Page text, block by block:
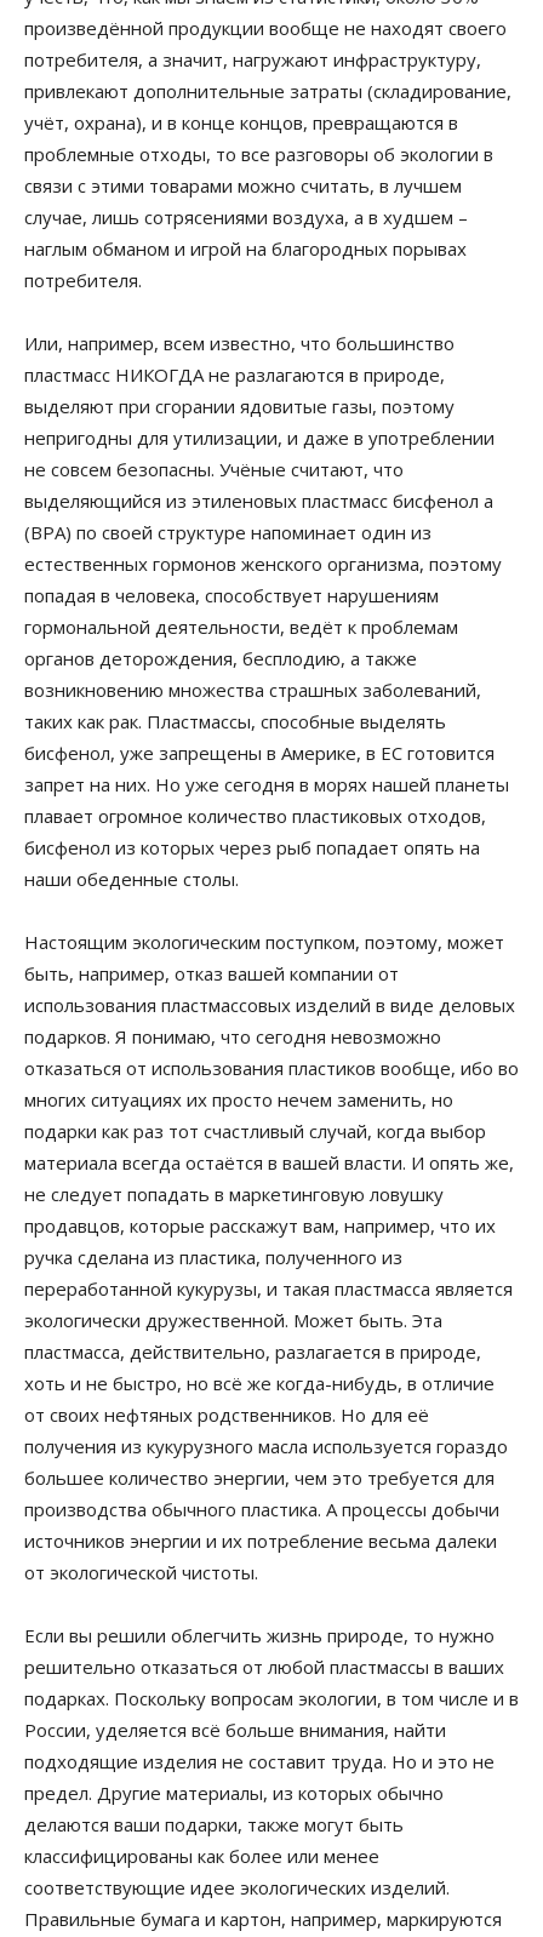
произведённой продукции вообще не находят своего
потребителя, а значит, нагружают инфраструктуру,
привлекают дополнительные затраты (складирование,
учёт, охрана), и в конце концов, превращаются в
проблемные отходы, то все разговоры об экологии в
связи с этими товарами можно считать, в лучшем
случае, лишь сотрясениями воздуха, а в худшем –
наглым обманом и игрой на благородных порывах
потребителя.
Или, например, всем известно, что большинство
пластмасс НИКОГДА не разлагаются в природе,
выделяют при сгорании ядовитые газы, поэтому
непригодны для утилизации, и даже в употреблении
не совсем безопасны. Учёные считают, что
выделяющийся из этиленовых пластмасс бисфенол а
(BPA) по своей структуре напоминает один из
естественных гормонов женского организма, поэтому
попадая в человека, способствует нарушениям
гормональной деятельности, ведёт к проблемам
органов деторождения, бесплодию, а также
возникновению множества страшных заболеваний,
таких как рак. Пластмассы, способные выделять
бисфенол, уже запрещены в Америке, в ЕС готовится
запрет на них. Но уже сегодня в морях нашей планеты
плавает огромное количество пластиковых отходов,
бисфенол из которых через рыб попадает опять на
наши обеденные столы.
Настоящим экологическим поступком, поэтому, может
быть, например, отказ вашей компании от
использования пластмассовых изделий в виде деловых
подарков. Я понимаю, что сегодня невозможно
отказаться от использования пластиков вообще, ибо во
многих ситуациях их просто нечем заменить, но
подарки как раз тот счастливый случай, когда выбор
материала всегда остаётся в вашей власти. И опять же,
не следует попадать в маркетинговую ловушку
продавцов, которые расскажут вам, например, что их
ручка сделана из пластика, полученного из
переработанной кукурузы, и такая пластмасса является
экологически дружественной. Может быть. Эта
пластмасса, действительно, разлагается в природе,
хоть и не быстро, но всё же когда-нибудь, в отличие
от своих нефтяных родственников. Но для её
получения из кукурузного масла используется гораздо
большее количество энергии, чем это требуется для
производства обычного пластика. А процессы добычи
источников энергии и их потребление весьма далеки
от экологической чистоты.
Если вы решили облегчить жизнь природе, то нужно
решительно отказаться от любой пластмассы в ваших
подарках. Поскольку вопросам экологии, в том числе и в
России, уделяется всё больше внимания, найти
подходящие изделия не составит труда. Но и это не
предел. Другие материалы, из которых обычно
делаются ваши подарки, также могут быть
классифицированы как более или менее
соответствующие идее экологических изделий.
Правильные бумага и картон, например, маркируются